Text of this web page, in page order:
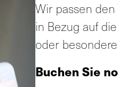
Wir passen
in Bezug auf
oder
Buchen Sie